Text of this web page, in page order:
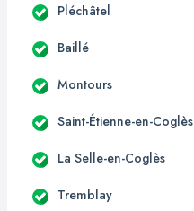
Pléchâtel
Baillé
Montours
Saint-Étienne-en-Coglès
La Selle-en-Coglès
Tremblay